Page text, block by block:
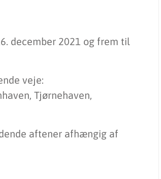
december 2021 og frem til
veje:
Tjørnehaven,
aftener afhængig af